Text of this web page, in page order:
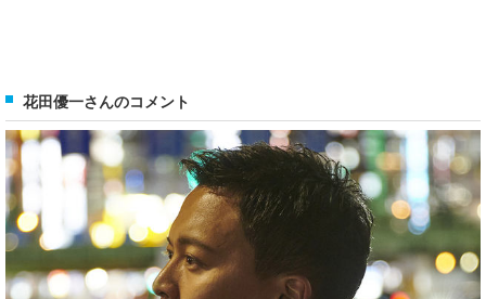
花田優一さんのコメント